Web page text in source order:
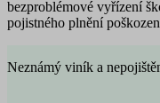
bezproblémové vyřízení
pojistného plnění
Neznámý viník a